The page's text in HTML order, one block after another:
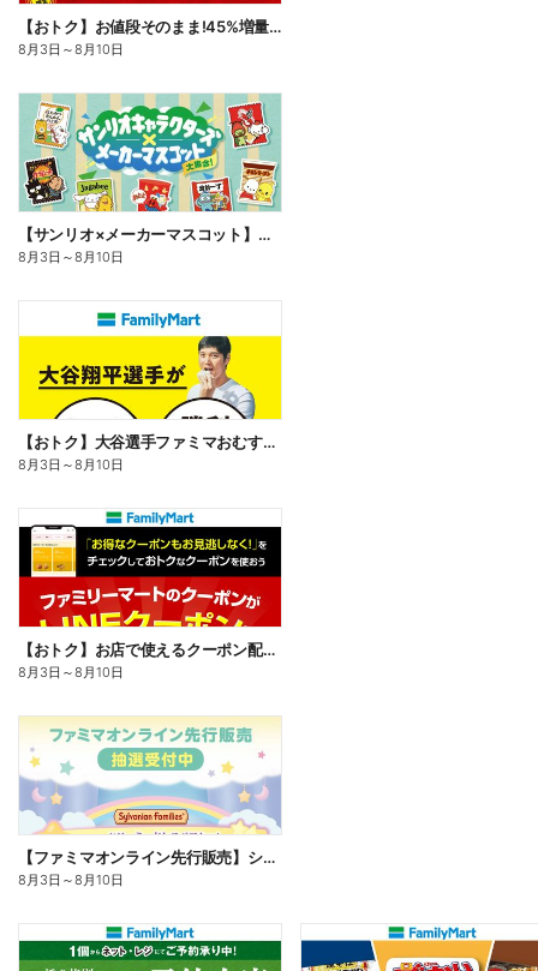
【おトク】お値段そのまま!45%増量作戦!
8月3日 ～8月10日
【サンリオ×メーカーマスコット】オリジナルグッズ貰える!
8月3日 ～8月10日
【おトク】大谷選手ファミマおむすび割
8月3日 ～8月10日
【おトク】お店で使えるクーポン配信中
8月3日 ～8月10日
【ファミマオンライン先行販売】シルバニアファミリー
8月3日 ～8月10日